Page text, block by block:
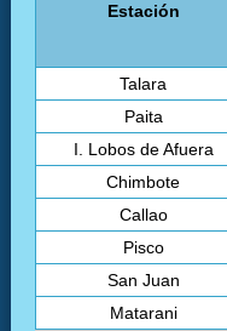
Estación
Talara
Paita
I. Lobos de Afuera
Chimbote
Callao
Pisco
San Juan
Matarani